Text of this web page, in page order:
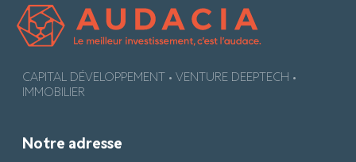
CAPITAL DÉVELOPPEMENT • VENTURE DEEPTECH •
IMMOBILIER
Notre adresse